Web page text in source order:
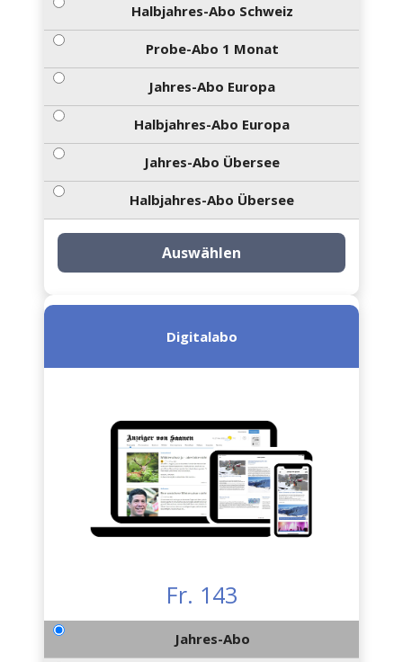
Halbjahres-Abo Schweiz
Probe-Abo 1 Monat
Jahres-Abo Europa
Halbjahres-Abo Europa
Jahres-Abo Übersee
Halbjahres-Abo Übersee
Auswählen
Digitalabo
Fr. 143
Jahres-Abo